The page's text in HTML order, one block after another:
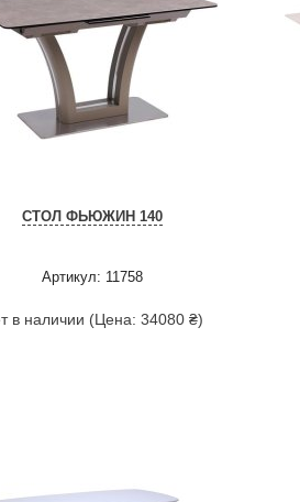
СТОЛ ФЬЮЖИН 140
Артикул: 11758
в наличии (Цена: 34080 ₴)